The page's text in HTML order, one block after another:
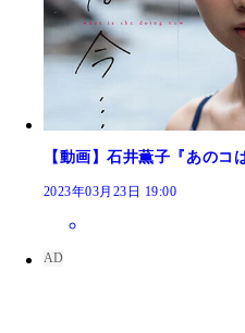
【動画】石井薫子『あのコ
2023年03月23日 19:00